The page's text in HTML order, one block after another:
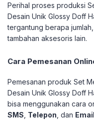
Perihal proses produksi
Desain Unik Glossy Doff
tergantung berapa
tambahan aksesoris lain.
Cara Pemesanan
Pemesanan produk Set
Desain Unik Glossy Doff
bisa menggunakan cara
SMS Telepon , dan Email